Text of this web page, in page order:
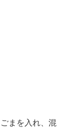
まを入れ、混